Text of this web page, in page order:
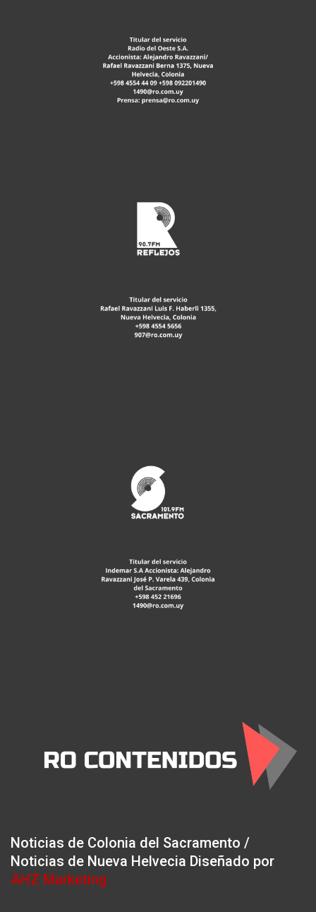
Noticias de Colonia del Sacramento /
Noticias de Nueva Helvecia Diseñado por
AHZ Marketing